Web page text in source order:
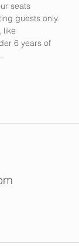
seats
guests only.
like
6 years of